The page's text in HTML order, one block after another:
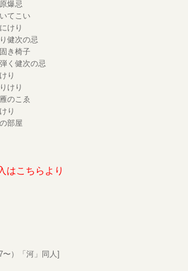
爆忌
てこい
けり
健次の忌
き椅子
く健次の忌
り
けり
のこゑ
り
部屋
はこちらより
〜）「河」同人]